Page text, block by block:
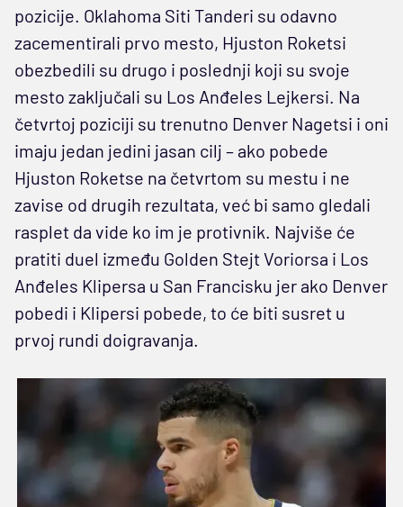
pozicije. Oklahoma Siti Tanderi su odavno
zacementirali prvo mesto, Hjuston Roketsi
obezbedili su drugo i poslednji koji su svoje
mesto zaključali su Los Anđeles Lejkersi. Na
četvrtoj poziciji su trenutno Denver Nagetsi i oni
imaju jedan jedini jasan cilj – ako pobede
Hjuston Roketse na četvrtom su mestu i ne
zavise od drugih rezultata, već bi samo gledali
rasplet da vide ko im je protivnik. Najviše će
pratiti duel između Golden Stejt Voriorsa i Los
Anđeles Klipersa u San Francisku jer ako Denver
pobedi i Klipersi pobede, to će biti susret u
prvoj rundi doigravanja.